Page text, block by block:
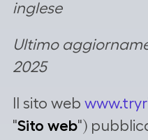
inglese
Ultimo
2025
Il sito web
"Sito web")